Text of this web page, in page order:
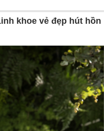
khoe vẻ đẹp hút hồn